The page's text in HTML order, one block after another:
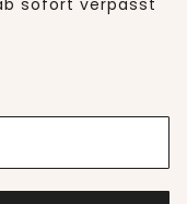
sofort verpasst